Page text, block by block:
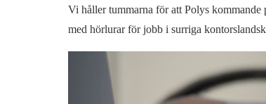
Vi håller tummarna för att Polys kommande
med hörlurar för jobb i surriga